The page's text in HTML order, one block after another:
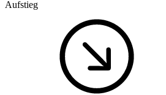
Aufstieg